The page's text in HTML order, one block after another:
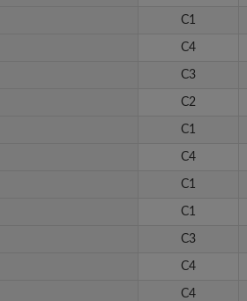
C1
C4
C3
C2
C1
C4
C1
C1
C3
C4
C4